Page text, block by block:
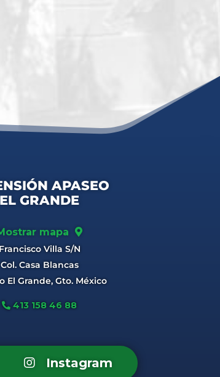
APASEO
EL GRANDE
mapa
Francisco Villa S/N
Col. Casa Blancas
El Grande, Gto. México
413 158 46 88
Instagram